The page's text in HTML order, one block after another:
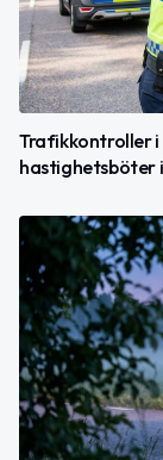
Trafikkontroller i
hastighetsböter